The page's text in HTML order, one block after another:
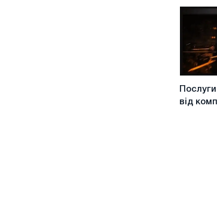
для
Послуги
від
від